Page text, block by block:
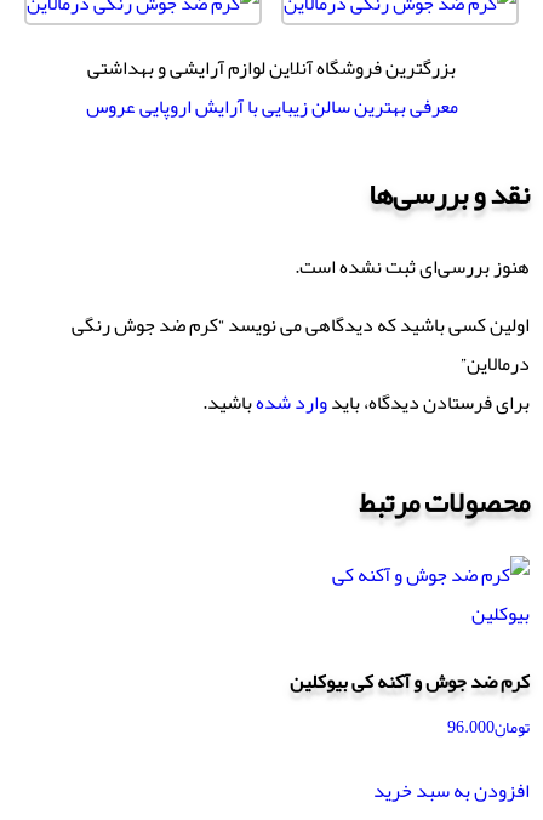
بزرگترین فروشگاه آنلاین لوازم آرایشی و بهداشتی
معرفی بهترین سالن زیبایی با آرایش اروپایی عروس
نقد و بررسی‌ها
هنوز بررسی‌ای ثبت نشده است.
اولین کسی باشید که دیدگاهی می نویسد “کرم ضد جوش رنگی
درمالاین”
برای فرستادن دیدگاه، بایدوارد شدهباشید.
محصولات مرتبط
کرم ضد جوش و آکنه کی بیوکلین
تومان96.000
افزودن به سبد خرید